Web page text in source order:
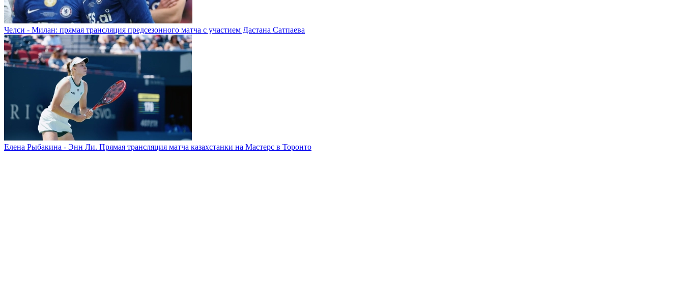
Челси - Милан: прямая трансляция предсезонного матча с участием Дастана Сатпаева
Елена Рыбакина - Энн Ли. Прямая трансляция матча казахстанки на Мастерс в Торонто